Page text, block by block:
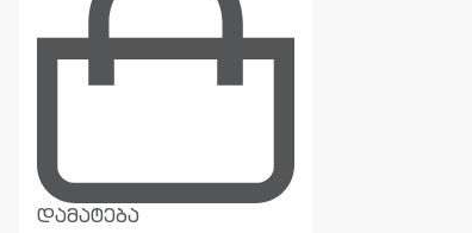
დამატება